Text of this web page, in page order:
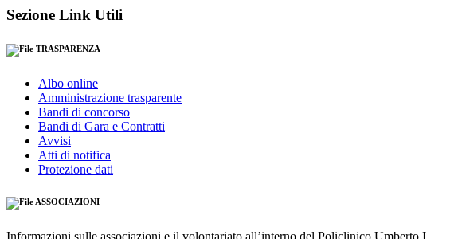
Sezione Link Utili
TRASPARENZA
Albo online
Amministrazione trasparente
Bandi di concorso
Bandi di Gara e Contratti
Avvisi
Atti di notifica
Protezione dati
ASSOCIAZIONI
Informazioni sulle associazioni e il volontariato all’interno del Policlinico Umberto I